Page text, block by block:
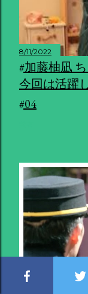
8/11/2022
#加藤柚凪
今回は活躍
#04